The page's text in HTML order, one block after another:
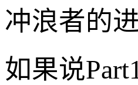
冲浪者的
如果说